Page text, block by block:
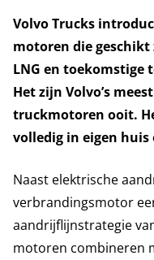
Volvo Trucks
motoren die geschikt
LNG en toekomstige
Het zijn Volvo’s
truckmotoren ooit.
volledig in eigen
Naast elektrische
verbrandingsmotor
aandrijflijnstrategie
motoren combineren